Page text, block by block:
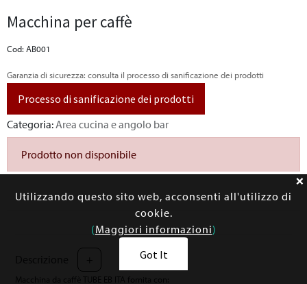
Macchina per caffè
Cod: AB001
Garanzia di sicurezza: consulta il processo di sanificazione dei prodotti
Processo di sanificazione dei prodotti
Categoria:Area cucina e angolo bar
Prodotto non disponibile
+
Utilizzando questo sito web, acconsenti all'utilizzo di
cookie.
(Maggiori informazioni)
Got It